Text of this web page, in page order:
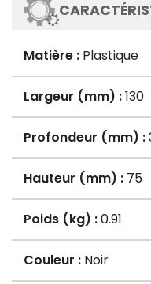
Matière : Plastique
Largeur (mm) :130
Profondeur (mm) :
Hauteur (mm) : 75
Poids (kg) :0.91
Couleur : Noir